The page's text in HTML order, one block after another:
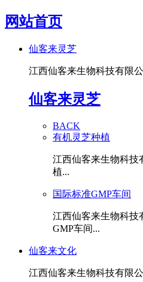
网站首页
仙客来灵芝
江西仙客来生物科技有限
仙客来灵芝
BACK
有机灵芝种植
江西仙客来生物科技
植...
国际标准GMP车间
江西仙客来生物科技
GMP车间...
仙客来文化
江西仙客来生物科技有限